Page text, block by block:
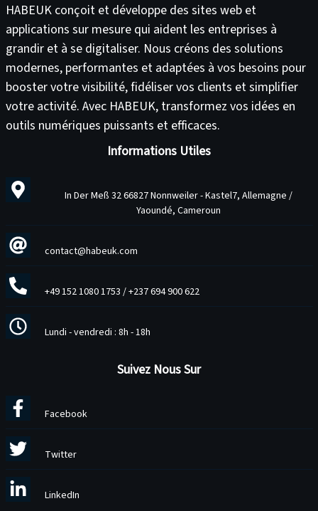
HABEUK conçoit et développe des sites webet
applications sur mesurequi aident les entreprises à
grandir et à se digitaliser. Nous créons des solutions
modernes, performantes et adaptées à vos besoins pour
booster votre visibilité,fidéliser vos clients etsimplifier
votre activité. Avec HABEUK, transformez vos idées en
outils numériques puissants et efficaces.
Informations Utiles
In Der Meß 32 66827 Nonnweiler - Kastel7, Allemagne /
Yaoundé, Cameroun
contact@habeuk.com
+49 152 1080 1753 /+237 694 900 622
Lundi - vendredi : 8h - 18h
Suivez Nous Sur
Facebook
Twitter
LinkedIn